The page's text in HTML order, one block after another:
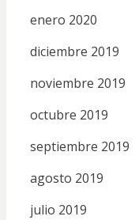
enero 2020
diciembre 2019
noviembre 2019
octubre 2019
septiembre 2019
agosto 2019
julio 2019